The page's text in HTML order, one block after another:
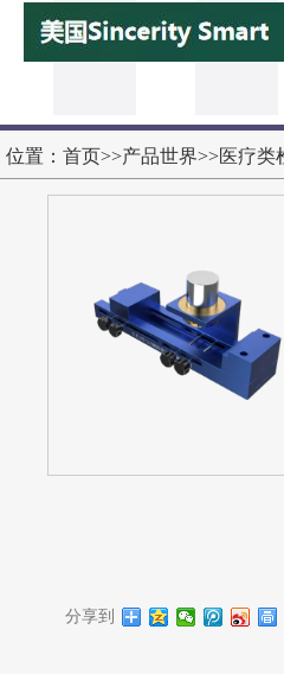
电动轮椅车按键开关耐用性测试仪
位置： 首页>>产品世界>>医疗类
分享到